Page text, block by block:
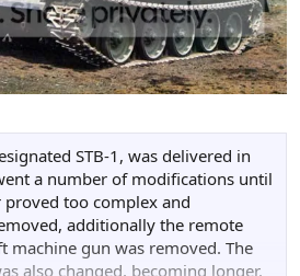
STB-1, was delivered in
a number of modifications until
too complex and
additionally the remote
machine gun was removed. The
also changed, becoming longer.